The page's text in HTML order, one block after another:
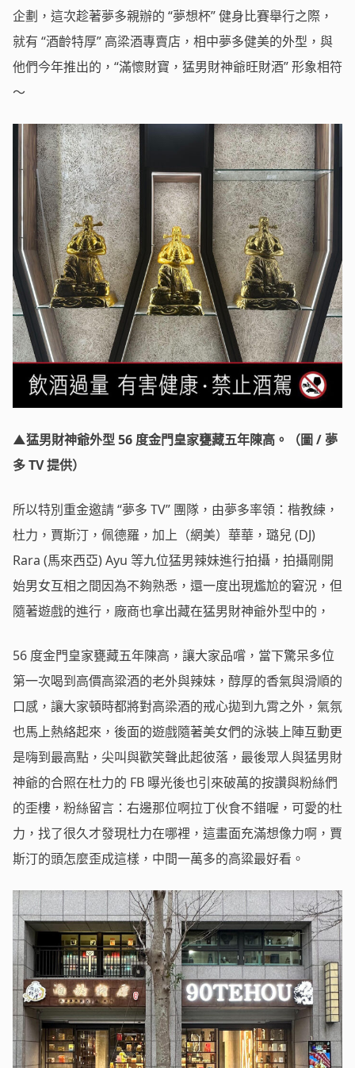
企劃，這次趁著夢多親辦的 “夢想杯” 健身比賽舉行之際，
就有 “酒齡特厚” 高梁酒專賣店，相中夢多健美的外型，與
他們今年推出的，“滿懷財寶，猛男財神爺旺財酒” 形象相符
～
▲猛男財神爺外型 56 度金門皇家甕藏五年陳高。（圖 / 夢
多 TV 提供）
所以特別重金邀請 “夢多 TV” 團隊，由夢多率領：楷教練，
杜力，賈斯汀，佩德羅，加上（網美）華華，璐兒 (DJ)
Rara (馬來西亞) Ayu 等九位猛男辣妹進行拍攝，拍攝剛開
始男女互相之間因為不夠熟悉，還一度出現尷尬的窘況，但
隨著遊戲的進行，廠商也拿出藏在猛男財神爺外型中的，
56 度金門皇家甕藏五年陳高，讓大家品嚐，當下驚呆多位
第一次喝到高價高粱酒的老外與辣妹，醇厚的香氣與滑順的
口感，讓大家頓時都將對高梁酒的戒心拋到九霄之外，氣氛
也馬上熱絡起來，後面的遊戲隨著美女們的泳裝上陣互動更
是嗨到最高點，尖叫與歡笑聲此起彼落，最後眾人與猛男財
神爺的合照在杜力的 FB 曝光後也引來破萬的按讚與粉絲們
的歪樓，粉絲留言：右邊那位啊拉丁伙食不錯喔，可愛的杜
力，找了很久才發現杜力在哪裡，這畫面充滿想像力啊，賈
斯汀的頭怎麼歪成這樣，中間一萬多的高粱最好看。